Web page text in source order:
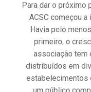
Para dar o próximo
ACSC começou
Havia pelo
primeiro, o
associação tem
distribuídos em
estabelecimentos